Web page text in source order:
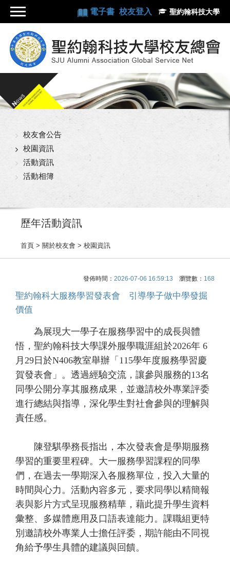
電子書 校友登入 聖約翰科技大學
校友會公告
校園資訊
活動資訊
活動相簿
歷年活動資訊
首頁 > 關於校友會 > 校園資訊
發佈時間： 2026-07-06 16:59:13 瀏覽數： 168
聖約翰科大服務學習發表會 引導學子做中學發掘
價值
為展現大一學子在服務學習中的成長與體
悟，聖約翰科技大學課外服學職涯組於2026年 6
月29日於N406教室舉辦「115學年度服務學習慶
賀發表會」。透過經驗交流，讓參與服務的13名
同學公開分享其服務成果，並邀請校外專業評委
進行總結與指導，深化學生對社會參與的理解與
責任感。
陳登騏學務長指出，本次發表會是學期服務
學習的重要里程碑。大一服務學習課程的同學
們，在過去一學期深入各服務單位，投入大量的
時間與心力。活動內容多元，要求同學以精簡報
表與影片方式呈現服務精華，藉此提升學生資料
彙整、多媒體應用及口語表達能力。課職組更特
別邀請校外專業人士擔任評委，期許能由不同視
角給予學生具體的建議與回饋。